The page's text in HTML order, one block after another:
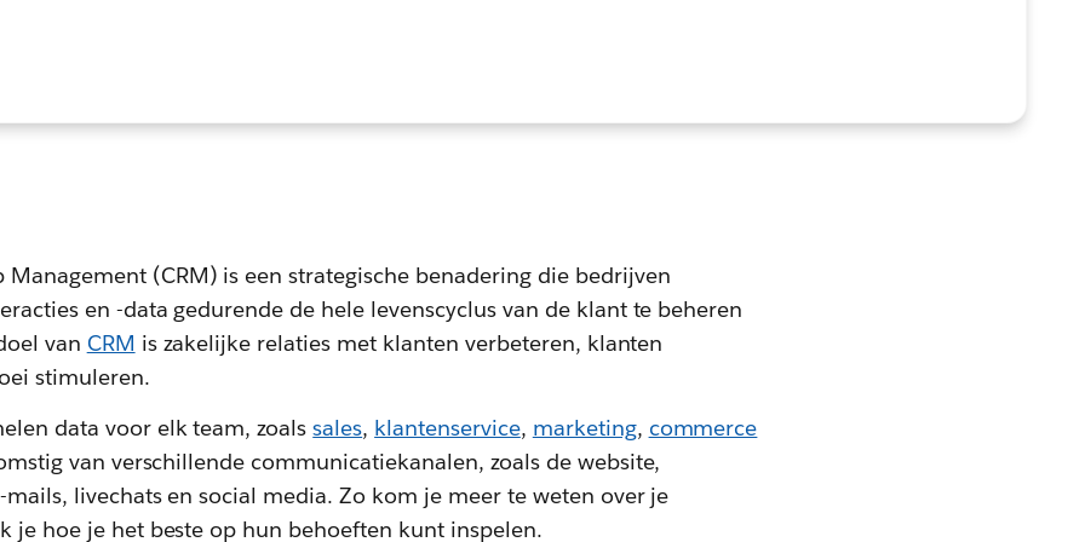
Management (CRM) is een strategische benadering die bedrijven
en -data gedurende de hele levenscyclus van de klant te beheren
van CRM is zakelijke relaties met klanten verbeteren, klanten
stimuleren.
data voor elk team, zoalssales, klantenservice, marketing, commerce
van verschillende communicatiekanalen, zoals de website,
livechats en social media. Zo kom je meer te weten over je
je hoe je het beste op hun behoeften kunt inspelen.